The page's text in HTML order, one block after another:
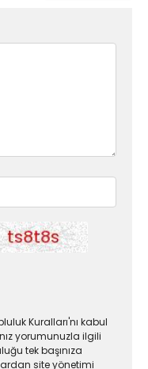
Kuralları'nı kabul
yorumunuzla ilgili
tek başınıza
site yönetimi